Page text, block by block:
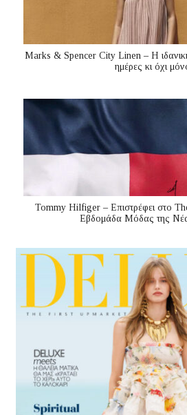
Marks & Spencer City Linen – Η ιδανική
ημέρες κι όχι
Tommy Hilfiger – Επιστρέφει στο
Εβδομάδα Μόδας της